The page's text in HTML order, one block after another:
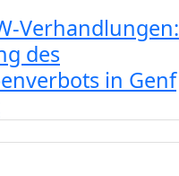
Verhandlungen:
des
in Genf